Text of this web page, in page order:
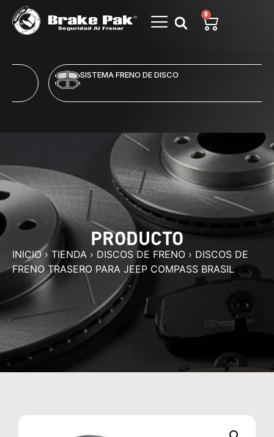
0
SISTEMA FRENO DE DISCO
PRODUCTO
INICIO› TIENDA › DISCOS DE FRENO › DISCOS DE
FRENO TRASERO PARA JEEP COMPASS BRASIL